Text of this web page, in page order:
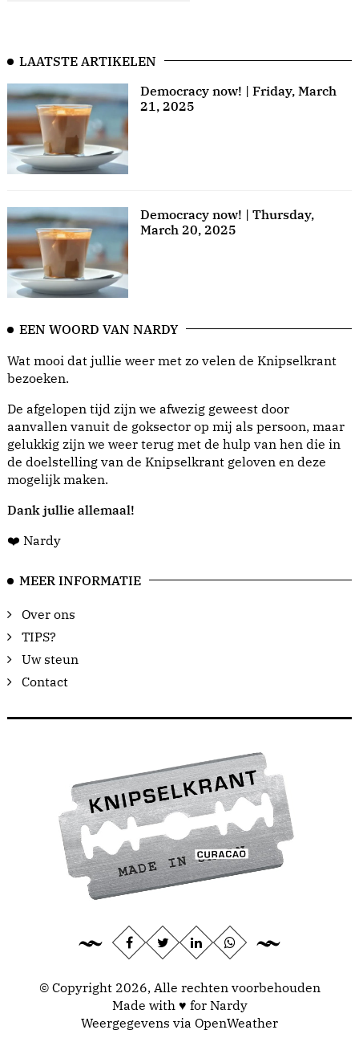
LAATSTE ARTIKELEN
Democracy now! | Friday, March
21, 2025
Democracy now! | Thursday,
March 20, 2025
EEN WOORD VAN NARDY
Wat mooi dat jullie weer met zo velen de Knipselkrant
bezoeken.
De afgelopen tijd zijn we afwezig geweest door
aanvallen vanuit de goksector op mij als persoon, maar
gelukkig zijn we weer terug met de hulp van hen die in
de doelstelling van de Knipselkrant geloven en deze
mogelijk maken.
Dank jullie allemaal!
❤️ Nardy
MEER INFORMATIE
Over ons
TIPS?
Uw steun
Contact
© Copyright 2026, Alle rechten voorbehouden
Made with ♥ for Nardy
Weergegevens via OpenWeather